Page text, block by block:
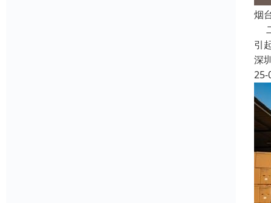
烟
引
深
25-